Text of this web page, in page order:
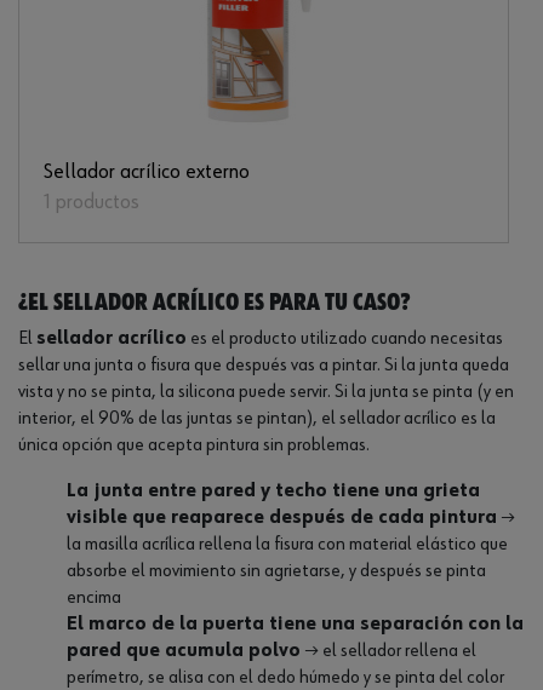
Sellador acrílico externo
1 productos
¿El sellador acrílico es para tu caso?
El sellador acrílico es el producto utilizado cuando necesitas
sellar una junta o fisura que después vas a pintar. Si la junta queda
vista y no se pinta, la silicona puede servir. Si la junta se pinta (y en
interior, el 90% de las juntas se pintan), el sellador acrílico es la
única opción que acepta pintura sin problemas.
La junta entre pared y techo tiene una grieta
visible que reaparece después de cada pintura →
la masilla acrílica rellena la fisura con material elástico que
absorbe el movimiento sin agrietarse, y después se pinta
encima
El marco de la puerta tiene una separación con la
pared que acumula polvo → el sellador rellena el
perímetro, se alisa con el dedo húmedo y se pinta del color